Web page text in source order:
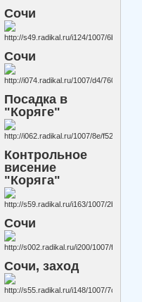
Сочи
Сочи
Посадка в
"Коряге"
Контрольное
висение
"Коряга"
Сочи
Сочи, заход